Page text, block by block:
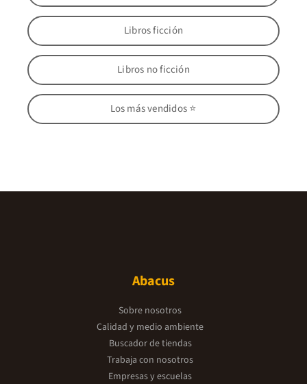
Libros ficción
Libros no ficción
Los más vendidos ⭐
Abacus
Sobre nosotros
Calidad y medio ambiente
Buscador de tiendas
Trabaja con nosotros
Empresas y escuelas